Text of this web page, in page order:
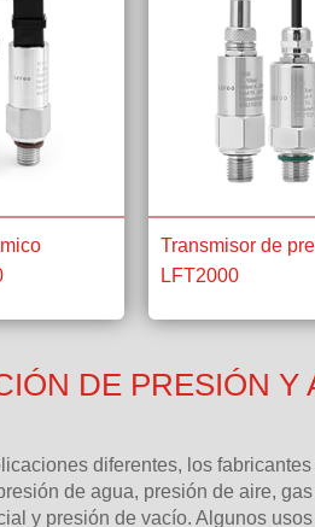
Transmisor de
LFT2000
DE PRESIÓN Y
diferentes, los
de agua, presión de aire,
y presión de vacío. Algunos